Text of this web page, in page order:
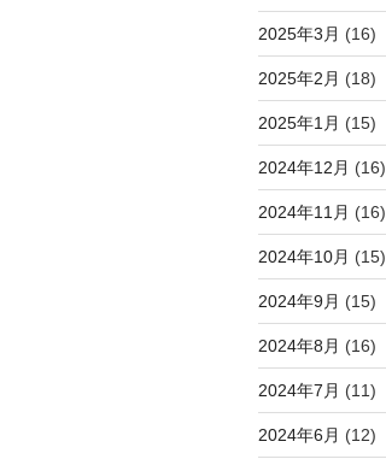
2025年3月 (16)
2025年2月 (18)
2025年1月 (15)
2024年12月 (16)
2024年11月 (16)
2024年10月 (15)
2024年9月 (15)
2024年8月 (16)
2024年7月 (11)
2024年6月 (12)